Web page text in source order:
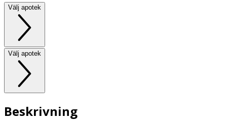
Välj apotek
Välj apotek
Beskrivning